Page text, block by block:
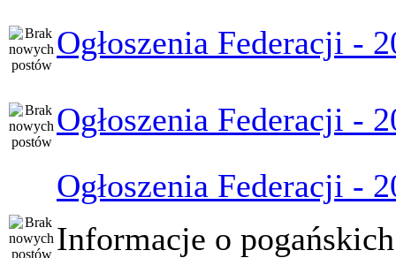
Ogłoszenia Federacji -
Ogłoszenia Federacji -
Ogłoszenia Federacji -
Informacje o pogańskich